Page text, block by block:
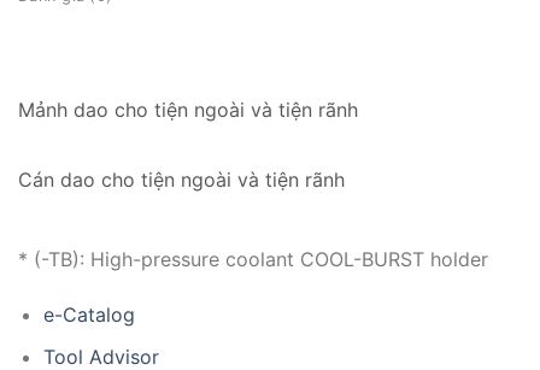
Mảnh dao cho tiện ngoài và tiện rãnh
Cán dao cho tiện ngoài và tiện rãnh
* (-TB): High-pressure coolant COOL-BURST holder
e-Catalog
Tool Advisor